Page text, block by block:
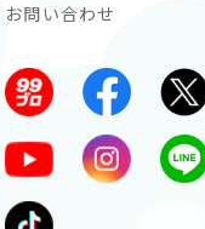
お問い合わせ